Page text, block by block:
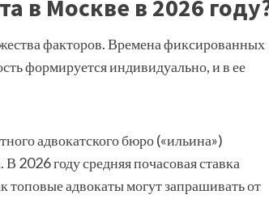
в Москве в 2026
факторов. Времена фиксированных
формируется индивидуально, и в ее
адвокатского бюро («ильина»)
2026 году средняя почасовая ставка
топовые адвокаты могут запрашивать от